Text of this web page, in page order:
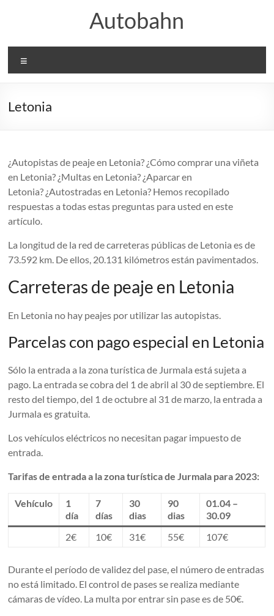
Autobahn
Letonia
¿Autopistas de peaje en Letonia? ¿Cómo comprar una viñeta
en Letonia? ¿Multas en Letonia? ¿Aparcar en
Letonia? ¿Autostradas en Letonia? Hemos recopilado
respuestas a todas estas preguntas para usted en este
artículo.
La longitud de la red de carreteras públicas de Letonia es de
73.592 km. De ellos, 20.131 kilómetros están pavimentados.
Carreteras de peaje en Letonia
En Letonia no hay peajes por utilizar las autopistas.
Parcelas con pago especial en Letonia
Sólo la entrada a la zona turística de Jurmala está sujeta a
pago. La entrada se cobra del 1 de abril al 30 de septiembre. El
resto del tiempo, del 1 de octubre al 31 de marzo, la entrada a
Jurmala es gratuita.
Los vehículos eléctricos no necesitan pagar impuesto de
entrada.
Tarifas de entrada a la zona turística de Jurmala para 2023:
Vehículo
1
día
7
días
30
dias
90
dias
01.04 –
30.09
2€
10€ 31€ 55€ 107€
Durante el período de validez del pase, el número de entradas
no está limitado. El control de pases se realiza mediante
cámaras de vídeo. La multa por entrar sin pase es de 50€.